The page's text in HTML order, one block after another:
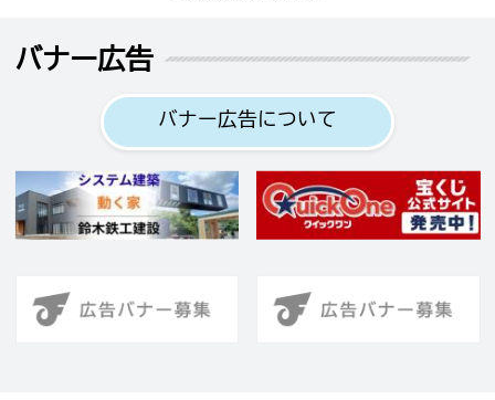
バナー広告
バナー広告について